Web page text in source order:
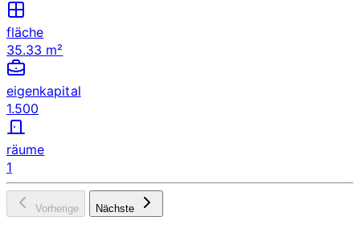
fläche
35.33 m²
eigenkapital
1.500
räume
1
Vorherige Nächste